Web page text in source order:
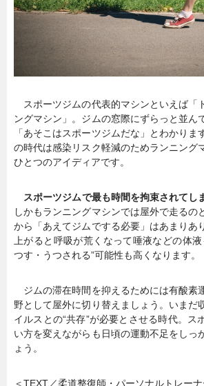
スポーツジムの代表的マシンといえば「
ングマシン」。ジムの窓際にずらっと並ん
「あそこはスポーツジムだな」とわかりま
の時代は感染リスク軽減のためランニング
ひとつのアイディアです。
スポーツジムで最も時間を拘束されてし
しかもランニングマシンでは屋外で走るの
から「あえてジムでする必要」はあまりあ
上がると呼吸が荒くなって唾液などの体
つす・うつされる”可能性も高くなります。
ジムの滞在時間を抑えるためには有酸素
野として屋外に切り替えましょう。いまだ
イルスとの“共存”が必要とさせる時代。ス
い方を変えながらも日頃の運動不足をしっ
ょう。
＜TEXT／柔道整復師・パーソナルトレー